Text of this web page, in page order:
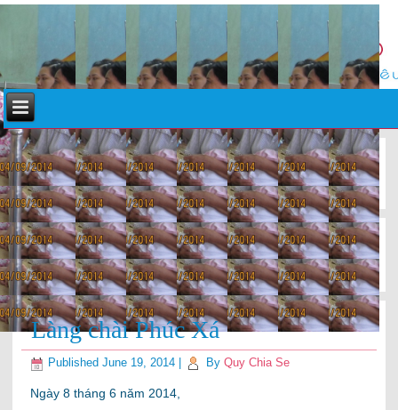
«Quỹ Chia sẻ trao quà Tháng 5
Cảm nhận ghi lại của thành viên nhóm Hành động về chuyến
đi tình nguyện tới làng…»
Làng chài Phúc Xá
Published June 19, 2014 By Quy Chia Se
Ngày 8 tháng 6 năm 2014,